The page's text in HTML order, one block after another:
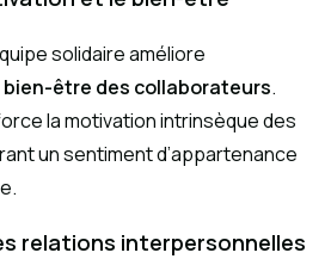
solidaire améliore
bien-être des collaborateurs.
la motivation intrinsèque des
un sentiment d’appartenance
relations interpersonnelles